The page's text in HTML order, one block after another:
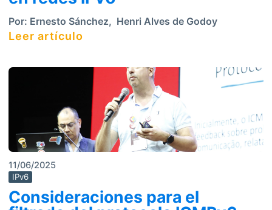
Por: Ernesto Sánchez, Henri Alves de Godoy
Leer artículo
11/06/2025
IPv6
Consideraciones para el